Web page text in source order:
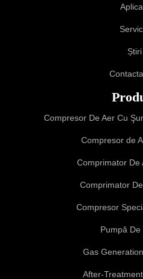
Știri
Compresor De Aer Cu
Compresor de
Comprimator De
Comprimator
Compresor
Pumpă De
Gas
After-